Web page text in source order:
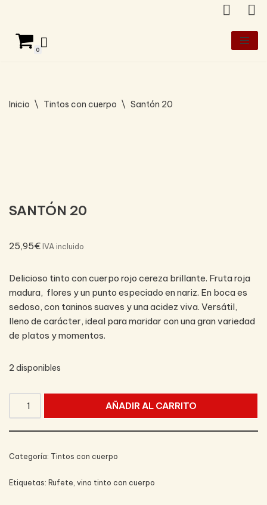
Saltar
0
Inicio \ Tintos con cuerpo \ Santón 20
SANTÓN 20
25,95€IVA incluido
Delicioso tinto con cuerpo rojo cereza brillante. Fruta roja
madura, flores y un punto especiado en nariz. En boca es
sedoso, con taninos suaves y una acidez viva. Versátil,
lleno de carácter, ideal para maridar con una gran variedad
de platos y momentos.
2 disponibles
AÑADIR AL CARRITO
Categoría: Tintos con cuerpo
Etiquetas: Rufete, vino tinto con cuerpo